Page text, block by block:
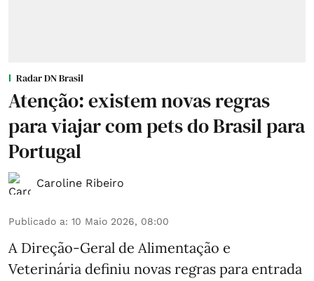
Radar DN Brasil
Atenção: existem novas regras
para viajar com pets do Brasil para
Portugal
Caroline Ribeiro
Publicado a: 10 Maio 2026, 08:00
A Direção-Geral de Alimentação e
Veterinária definiu novas regras para entrada